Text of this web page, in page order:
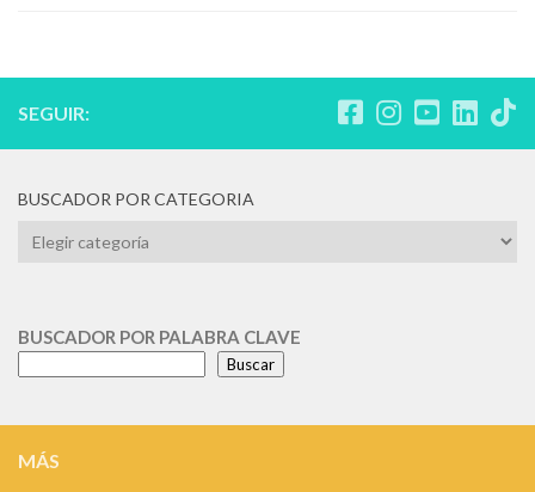
SEGUIR:
BUSCADOR POR CATEGORIA
BUSCADOR
BUSCADOR POR PALABRA CLAVE
Buscar
MÁS